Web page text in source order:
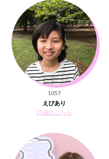
1057
えびあり
詳細はこちら